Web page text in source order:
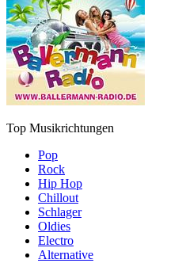
Top Musikrichtungen
Pop
Rock
Hip Hop
Chillout
Schlager
Oldies
Electro
Alternative